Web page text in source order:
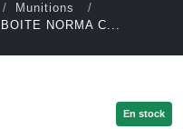
Munitions
NORMA C...
En stock